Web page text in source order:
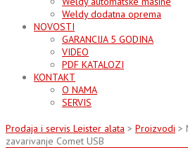
Weldy dodatna oprema
NOVOSTI
GARANCIJA 5 GODINA
VIDEO
PDF KATALOZI
KONTAKT
O NAMA
SERVIS
Prodaja i servis Leister alata > Proizvodi >
zavarivanje Comet USB